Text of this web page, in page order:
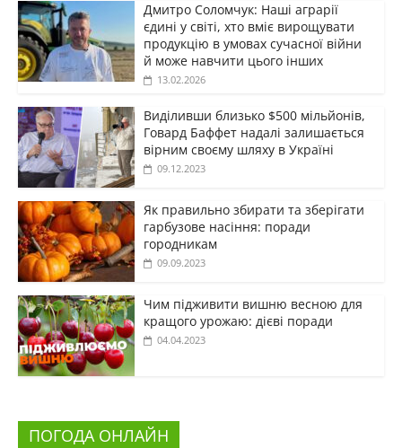
Дмитро Соломчук: Наші аграрії
єдині у світі, хто вміє вирощувати
продукцію в умовах сучасної війни
й може навчити цього інших
13.02.2026
Виділивши близько $500 мільйонів,
Говард Баффет надалі залишається
вірним своєму шляху в Україні
09.12.2023
Як правильно збирати та зберігати
гарбузове насіння: поради
городникам
09.09.2023
Чим підживити вишню весною для
кращого урожаю: дієві поради
04.04.2023
ПОГОДА ОНЛАЙН